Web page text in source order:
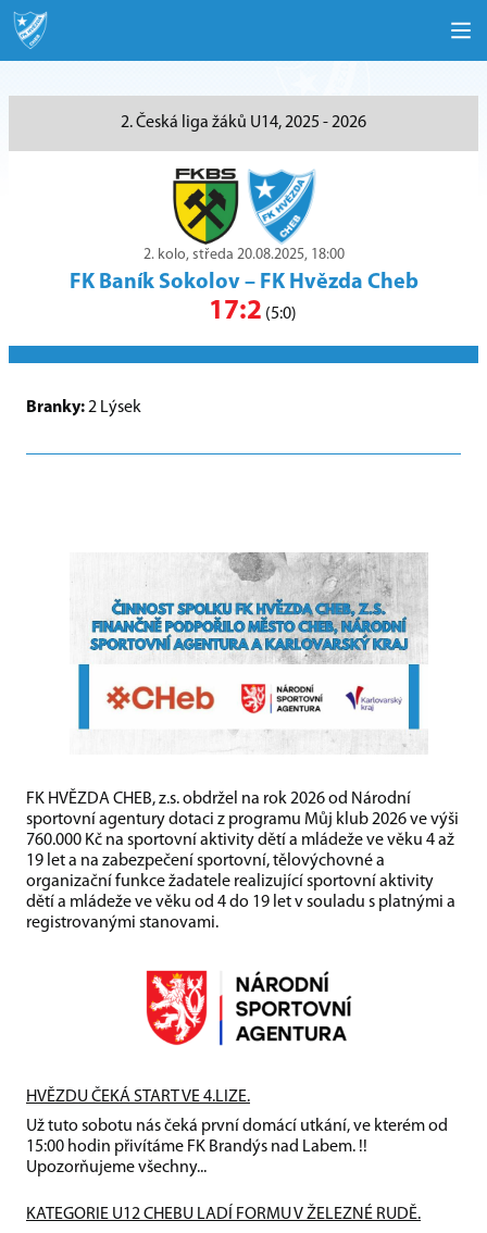
2. Česká liga žáků U14, 2025 - 2026
2. kolo, středa 20.08.2025, 18:00
FK Baník Sokolov– FK Hvězda Cheb
17:2 (5:0)
Branky:2 Lýsek
FK HVĚZDA CHEB, z.s. obdržel na rok 2026 od Národní
sportovní agentury dotaci z programu Můj klub 2026 ve výši
760.000 Kč na sportovní aktivity dětí a mládeže ve věku 4 až
19 let a na zabezpečení sportovní, tělovýchovné a
organizační funkce žadatele realizující sportovní aktivity
dětí a mládeže ve věku od 4 do 19 let v souladu s platnými a
registrovanými stanovami.
HVĚZDU ČEKÁ START VE 4.LIZE.
Už tuto sobotu nás čeká první domácí utkání, ve kterém od
15:00 hodin přivítáme FK Brandýs nad Labem. !!
Upozorňujeme všechny...
KATEGORIE U12 CHEBU LADÍ FORMU V ŽELEZNÉ RUDĚ.